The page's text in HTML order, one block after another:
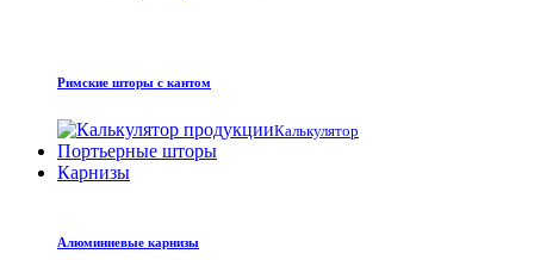
Римские шторы с кантом
Калькулятор
Портьерные шторы
Карнизы
Алюминиевые карнизы